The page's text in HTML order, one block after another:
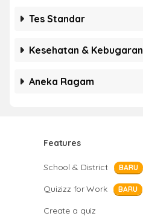
Tes Standar
Kesehatan & Kebugaran
Aneka Ragam
Features
School & District BARU
Quizizz for Work BARU
Create a quiz